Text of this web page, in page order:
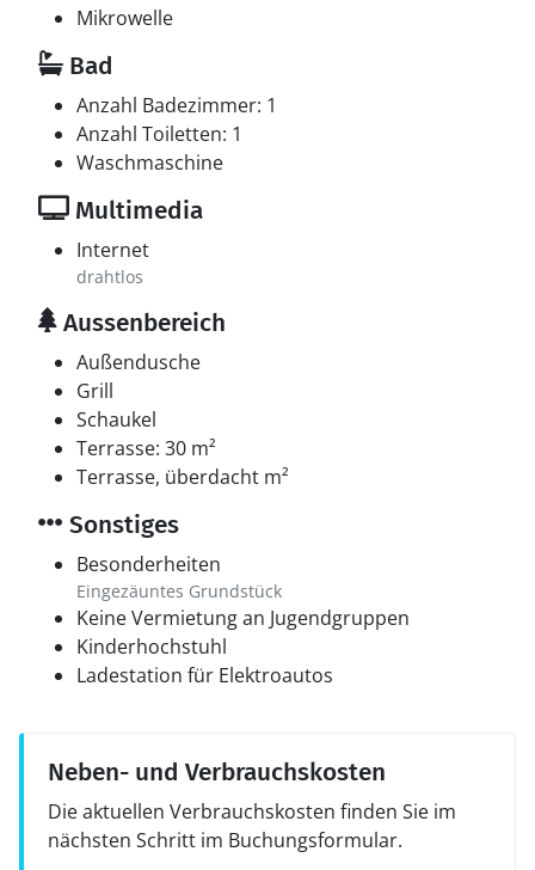
Mikrowelle
Bad
Anzahl Badezimmer: 1
Anzahl Toiletten: 1
Waschmaschine
Multimedia
Internet
drahtlos
Aussenbereich
Außendusche
Grill
Schaukel
Terrasse: 30 m²
Terrasse, überdacht m²
Sonstiges
Besonderheiten
Eingezäuntes Grundstück
Keine Vermietung an Jugendgruppen
Kinderhochstuhl
Ladestation für Elektroautos
Neben- und Verbrauchskosten
Die aktuellen Verbrauchskosten finden Sie im
nächsten Schritt im Buchungsformular.